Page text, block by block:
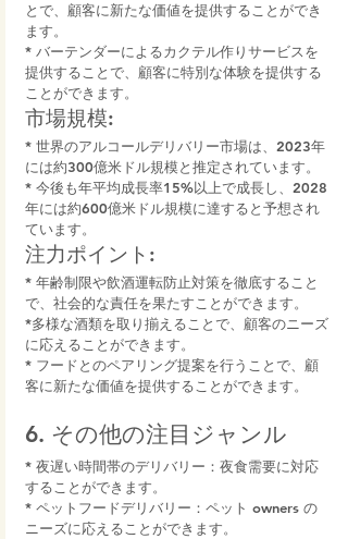
とで、顧客に新たな価値を提供することができ
ます。
* バーテンダーによるカクテル作りサービスを
提供することで、顧客に特別な体験を提供する
ことができます。
市場規模:
* 世界のアルコールデリバリー市場は、2023年
には約300億米ドル規模と推定されています。
* 今後も年平均成長率15%以上で成長し、2028
年には約600億米ドル規模に達すると予想され
ています。
注力ポイント:
* 年齢制限や飲酒運転防止対策を徹底すること
で、社会的な責任を果たすことができます。
*多様な酒類を取り揃えることで、顧客のニーズ
に応えることができます。
* フードとのペアリング提案を行うことで、顧
客に新たな価値を提供することができます。
6. その他の注目ジャンル
* 夜遅い時間帯のデリバリー：夜食需要に対応
することができます。
* ペットフードデリバリー：ペット owners の
ニーズに応えることができます。